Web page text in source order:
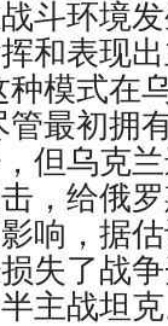
斗环境
和表现
种模式在
管最初拥
但乌克
，给俄
响，据
失了战
主战坦克